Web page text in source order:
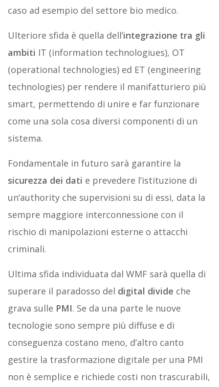
caso ad esempio del settore bio medico.
Ulteriore sfida è quella dell’integrazione tra gli
ambiti IT (information technologiues), OT
(operational technologies) ed ET (engineering
technologies) per rendere il manifatturiero più
smart, permettendo di unire e far funzionare
come una sola cosa diversi componenti di un
sistema.
Fondamentale in futuro sarà garantire la
sicurezza dei dati e prevedere l’istituzione di
un’authority che supervisioni su di essi, data la
sempre maggiore interconnessione con il
rischio di manipolazioni esterne o attacchi
criminali.
Ultima sfida individuata dal WMF sarà quella di
superare il paradosso del digital divide che
grava sulle PMI. Se da una parte le nuove
tecnologie sono sempre più diffuse e di
conseguenza costano meno, d’altro canto
gestire la trasformazione digitale per una PMI
non è semplice e richiede costi non trascurabili,